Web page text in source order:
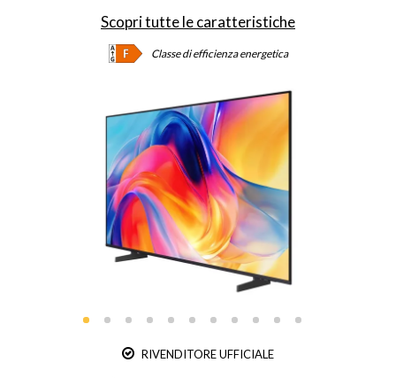
Scopri tutte le caratteristiche
Classe di efficienza energetica
RIVENDITORE UFFICIALE